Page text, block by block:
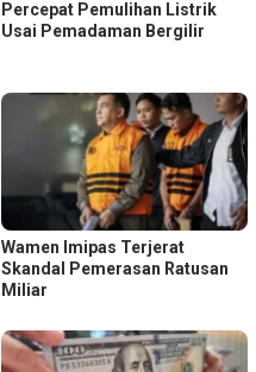
Percepat Pemulihan Listrik
Usai Pemadaman Bergilir
Wamen Imipas Terjerat
Skandal Pemerasan Ratusan
Miliar